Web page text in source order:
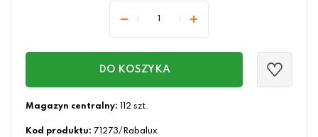
DO KOSZYKA
Magazyn centralny: 112 szt.
Kod produktu: 71273/Rabalux